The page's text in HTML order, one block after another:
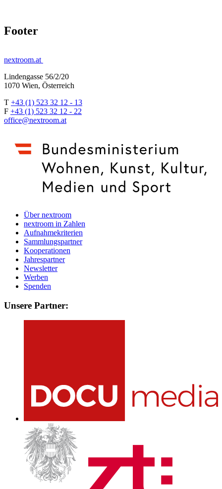
Footer
nextroom.at
Lindengasse 56/2/20
1070 Wien, Österreich
T +43 (1) 523 32 12 - 13
F +43 (1) 523 32 12 - 22
office@nextroom.at
Über nextroom
nextroom in Zahlen
Aufnahmekriterien
Sammlungspartner
Kooperationen
Jahrespartner
Newsletter
Werben
Spenden
Unsere Partner: